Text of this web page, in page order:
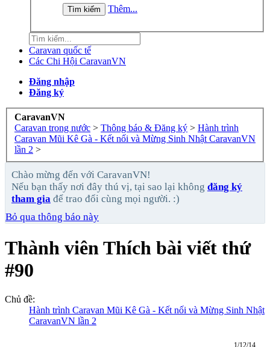
Thêm...
Caravan quốc tế
Các Chi Hội CaravanVN
Đăng nhập
Đăng ký
CaravanVN
Caravan trong nước > Thông báo & Đăng ký > Hành trình
Caravan Mũi Kê Gà - Kết nối và Mừng Sinh Nhật CaravanVN
lần 2 >
Chào mừng đến với CaravanVN!
Nếu bạn thấy nơi đây thú vị, tại sao lại không đăng ký
tham gia để trao đổi cùng mọi người. :)
Bỏ qua thông báo này
Thành viên Thích bài viết thứ
#90
Chủ đề:
Hành trình Caravan Mũi Kê Gà - Kết nối và Mừng Sinh Nhật
CaravanVN lần 2
1/12/14